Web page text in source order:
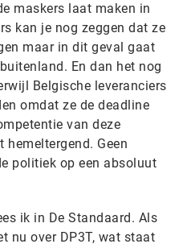
maskers laat maken in
kan je nog zeggen dat ze
maar in dit geval gaat
En dan het nog
Belgische leveranciers
omdat ze de deadline
van deze
Geen
politiek op een absoluut
ik in De Standaard. Als
nu over DP3T, wat staat